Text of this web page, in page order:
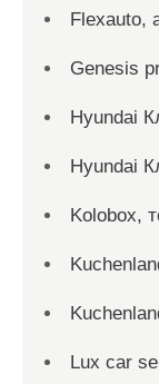
Flexauto,
Genesis
Hyundai
Hyundai
Kolobox,
Lux car